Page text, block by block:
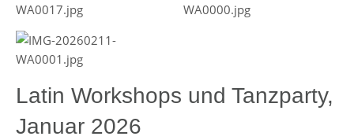
Latin Workshops und Tanzparty,
Januar 2026